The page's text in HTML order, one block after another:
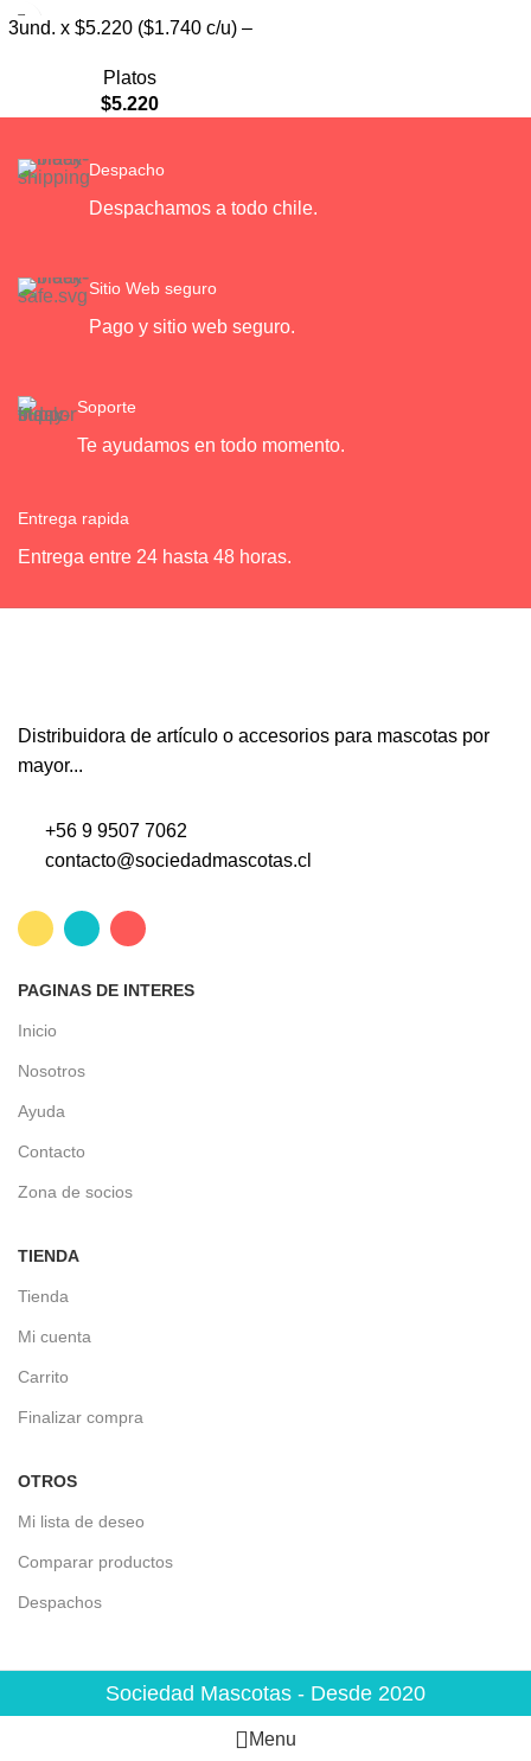
3und. x $5.220 ($1.740 c/u) –
Platos
$5.220
Despacho
Despachamos a todo chile.
Sitio Web seguro
Pago y sitio web seguro.
Soporte
Te ayudamos en todo momento.
Entrega rapida
Entrega entre 24 hasta 48 horas.
Distribuidora de artículo o accesorios para mascotas por
mayor...
+56 9 9507 7062
contacto@sociedadmascotas.cl
PAGINAS DE INTERES
Inicio
Nosotros
Ayuda
Contacto
Zona de socios
TIENDA
Tienda
Mi cuenta
Carrito
Finalizar compra
OTROS
Mi lista de deseo
Comparar productos
Despachos
Sociedad Mascotas - Desde 2020
Menu